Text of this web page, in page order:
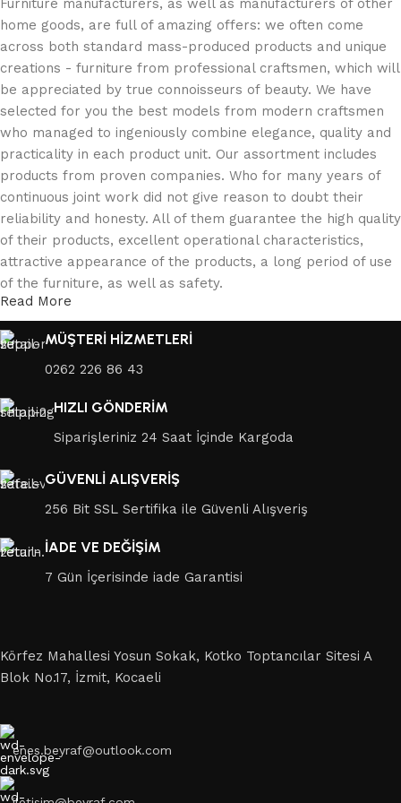
home goods, are full of amazing offers: we often come
across both standard mass-produced products and unique
creations - furniture from professional craftsmen, which will
be appreciated by true connoisseurs of beauty. We have
selected for you the best models from modern craftsmen
who managed to ingeniously combine elegance, quality and
practicality in each product unit. Our assortment includes
products from proven companies. Who for many years of
continuous joint work did not give reason to doubt their
reliability and honesty. All of them guarantee the high quality
of their products, excellent operational characteristics,
attractive appearance of the products, a long period of use
of the furniture, as well as safety.
Read More
MÜŞTERİ HİZMETLERİ
0262 226 86 43
HIZLI GÖNDERİM
Siparişleriniz 24 Saat İçinde Kargoda
GÜVENLİ ALIŞVERİŞ
256 Bit SSL Sertifika ile Güvenli Alışveriş
İADE VE DEĞİŞİM
7 Gün İçerisinde iade Garantisi
Körfez Mahallesi Yosun Sokak, Kotko Toptancılar Sitesi A
Blok No.17, İzmit, Kocaeli
enes.beyraf@outlook.com